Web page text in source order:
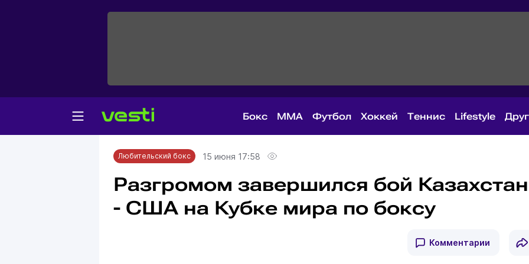
Бокс MMA Футбол Хоккей Теннис Lifestyle
Главная
Любительский бокс
Любительский бокс 15 июня 17:58
Разгромом завершился бой Казахстан
- США на Кубке мира по боксу
Комментарии